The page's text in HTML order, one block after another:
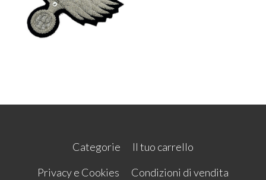
Categorie
Il tuo carrello
Privacy e Cookies
Condizioni di vendita